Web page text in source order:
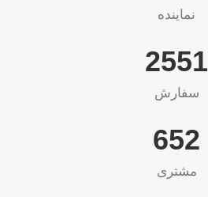
نماینده
2565
سفارش
655
مشتری